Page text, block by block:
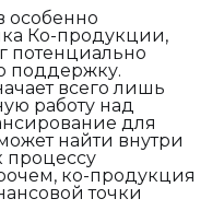
особенно
Ко-продукции,
потенциально
поддержку.
всего лишь
работу над
для
найти внутри
процессу
ко-продукция
точки